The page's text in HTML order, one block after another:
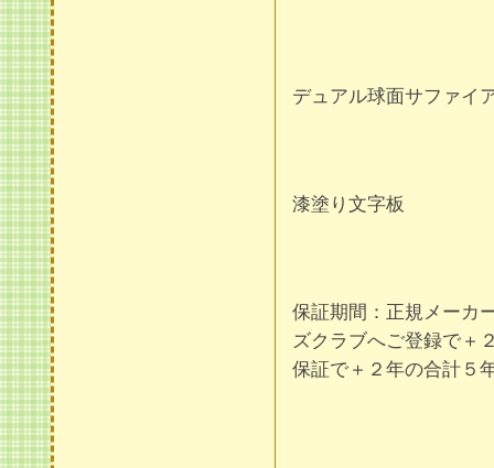
デュアル球面サファイ
漆塗り文字板
保証期間：正規メーカ
ズクラブへご登録で＋
保証で＋２年の合計５